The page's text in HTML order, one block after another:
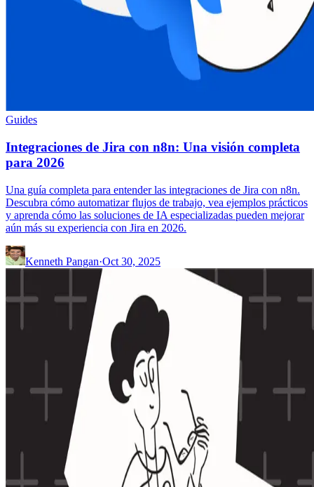
Guides
Integraciones de Jira con n8n: Una visión completa
para 2026
Una guía completa para entender las integraciones de Jira con n8n.
Descubra cómo automatizar flujos de trabajo, vea ejemplos prácticos
y aprenda cómo las soluciones de IA especializadas pueden mejorar
aún más su experiencia con Jira en 2026.
Kenneth Pangan·Oct 30, 2025